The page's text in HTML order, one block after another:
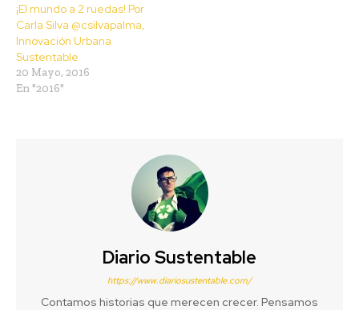
¡El mundo a 2 ruedas! Por
Carla Silva @csilvapalma,
Innovación Urbana
Sustentable
20 Mayo, 2016
En "2016"
Diario Sustentable
https://www.diariosustentable.com/
Contamos historias que merecen crecer. Pensamos